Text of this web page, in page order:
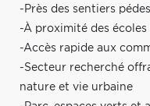
-Près des sentiers
-À proximité des
-Accès rapide aux
-Secteur recherché
nature et vie urbaine